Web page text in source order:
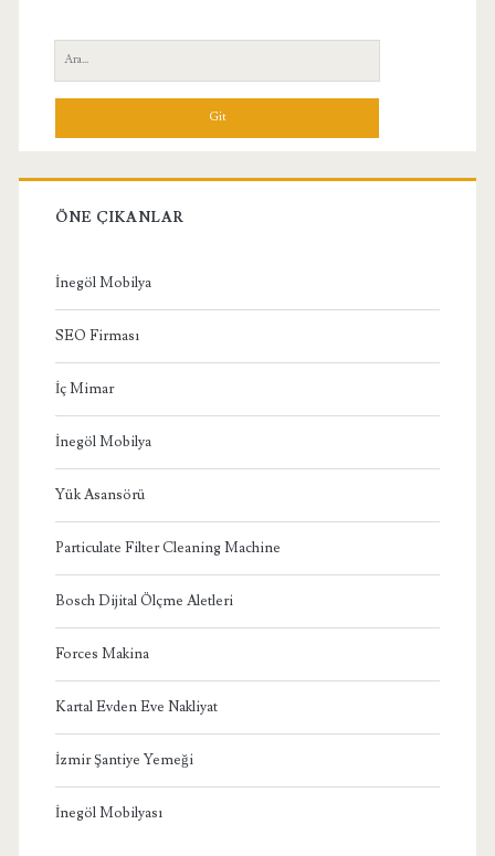
Yan
Menü
Ara:
ÖNE ÇIKANLAR
İnegöl Mobilya
SEO Firması
İç Mimar
İnegöl Mobilya
Yük Asansörü
Particulate Filter Cleaning Machine
Bosch Dijital Ölçme Aletleri
Forces Makina
Kartal Evden Eve Nakliyat
İzmir Şantiye Yemeği
İnegöl Mobilyası